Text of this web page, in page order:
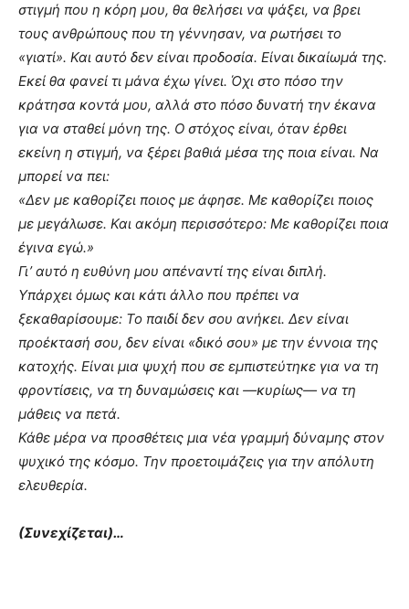
στιγμή που η κόρη μου, θα θελήσει να ψάξει, να βρει
τους ανθρώπους που τη γέννησαν, να ρωτήσει το
«γιατί». Και αυτό δεν είναι προδοσία. Είναι δικαίωμά της.
Εκεί θα φανεί τι μάνα έχω γίνει. Όχι στο πόσο την
κράτησα κοντά μου, αλλά στο πόσο δυνατή την έκανα
για να σταθεί μόνη της. Ο στόχος είναι, όταν έρθει
εκείνη η στιγμή, να ξέρει βαθιά μέσα της ποια είναι. Να
μπορεί να πει:
«Δεν με καθορίζει ποιος με άφησε. Με καθορίζει ποιος
με μεγάλωσε. Και ακόμη περισσότερο: Με καθορίζει ποια
έγινα εγώ.»
Γι’ αυτό η ευθύνη μου απέναντί της είναι διπλή.
Υπάρχει όμως και κάτι άλλο που πρέπει να
ξεκαθαρίσουμε: Το παιδί δεν σου ανήκει. Δεν είναι
προέκτασή σου, δεν είναι «δικό σου» με την έννοια της
κατοχής. Είναι μια ψυχή που σε εμπιστεύτηκε για να τη
φροντίσεις, να τη δυναμώσεις και —κυρίως— να τη
μάθεις να πετά.
Κάθε μέρα να προσθέτεις μια νέα γραμμή δύναμης στον
ψυχικό της κόσμο. Την προετοιμάζεις για την απόλυτη
ελευθερία.
(Συνεχίζεται)…